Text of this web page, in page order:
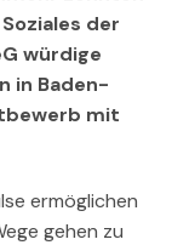
der
würdige
in Baden-
mit
ermöglichen
gehen zu